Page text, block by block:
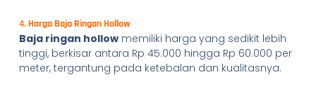
4. Harga Baja Ringan Hollow
Baja ringan hollowmemiliki harga yang sedikit lebih
tinggi, berkisar antara Rp 45.000 hingga Rp 60.000 per
meter, tergantung pada ketebalan dan kualitasnya.